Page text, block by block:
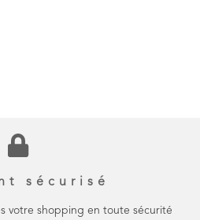
sécurisé
votre shopping en toute sécurité